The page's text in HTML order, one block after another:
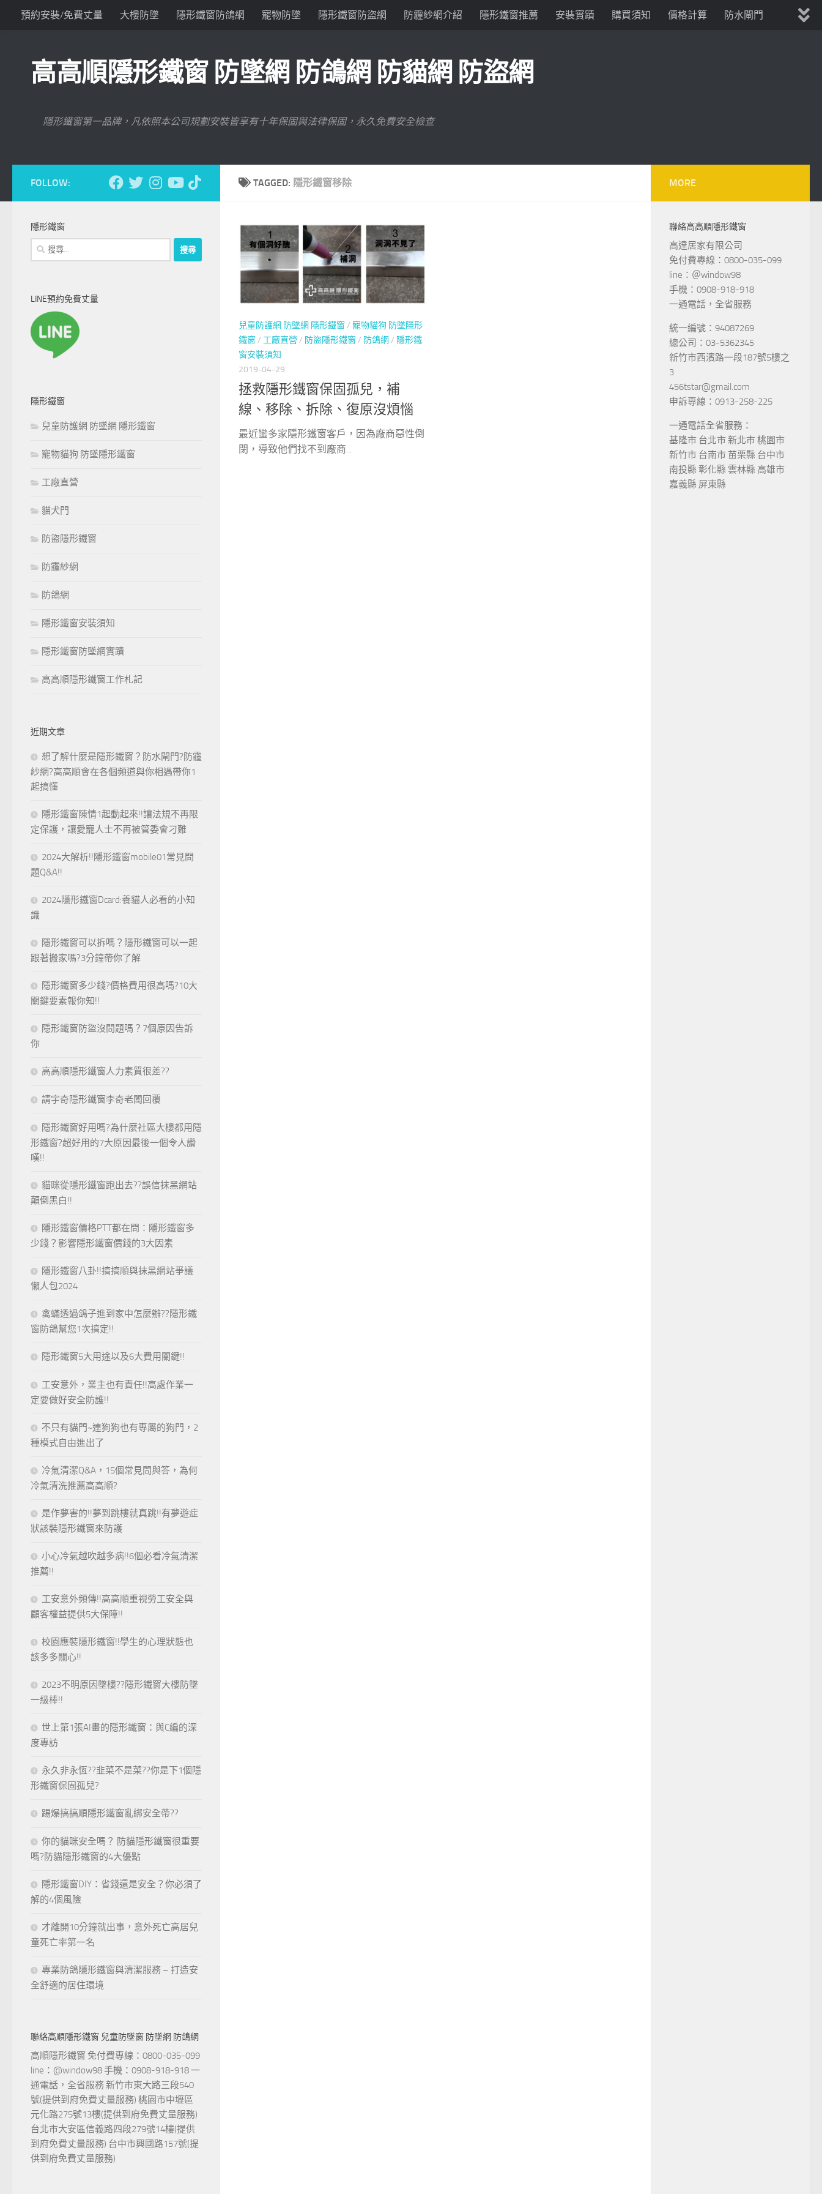
Skip to content
預約安裝/免費丈量 大樓防墜 隱形鐵窗防鴿網 寵物防墜 隱形鐵窗防盜網 防霾紗網介紹 隱形鐵窗推薦 安裝實蹟 購買須知 價格計算 防水閘門
高高順隱形鐵窗 防墜網 防鴿網 防貓網 防盜網
隱形鐵窗第一品牌，凡依照本公司規劃安裝皆享有十年保固與法律保固，永久免費安全檢查
TAGGED: 隱形鐵窗移除
兒童防護網 防墜網 隱形鐵窗/ 寵物貓狗 防墜隱形
鐵窗/ 工廠直營 / 防盜隱形鐵窗/ 防鴿網 / 隱形鐵
窗安裝須知
2019-04-29
拯救隱形鐵窗保固孤兒，補
線、移除、拆除、復原沒煩惱
最近蠻多家隱形鐵窗客戶，因為廠商惡性倒
閉，導致他們找不到廠商...
FOLLOW:
隱形鐵窗
搜
尋
字:
LINE預約免費丈量
隱形鐵窗
兒童防護網 防墜網 隱形鐵窗
寵物貓狗 防墜隱形鐵窗
工廠直營
貓犬門
防盜隱形鐵窗
防霾紗網
防鴿網
隱形鐵窗安裝須知
隱形鐵窗防墜網實蹟
高高順隱形鐵窗工作札記
近期文章
想了解什麼是隱形鐵窗？防水閘門?防霾
紗網?高高順會在各個頻道與你相遇帶你1
起搞懂
隱形鐵窗陳情1起動起來!!讓法規不再限
定保護，讓愛寵人士不再被管委會刁難
2024大解析!!隱形鐵窗mobile01常見問
題Q&A!!
2024隱形鐵窗Dcard:養貓人必看的小知
識
隱形鐵窗可以拆嗎？隱形鐵窗可以一起
跟著搬家嗎?3分鐘帶你了解
隱形鐵窗多少錢?價格費用很高嗎?10大
關鍵要素報你知!!
隱形鐵窗防盜沒問題嗎？7個原因告訴
你
高高順隱形鐵窗人力素質很差??
請宇奇隱形鐵窗李奇老闆回覆
隱形鐵窗好用嗎?為什麼社區大樓都用隱
形鐵窗?超好用的7大原因最後一個令人讚
嘆!!
貓咪從隱形鐵窗跑出去??誤信抹黑網站
顛倒黑白!!
隱形鐵窗價格PTT都在問：隱形鐵窗多
少錢？影響隱形鐵窗價錢的3大因素
隱形鐵窗八卦!!搞搞順與抹黑網站爭議
懶人包2024
禽蟎透過鴿子進到家中怎麼辦??隱形鐵
窗防鴿幫您1次搞定!!
隱形鐵窗5大用途以及6大費用關鍵!!
工安意外，業主也有責任!!高處作業一
定要做好安全防護!!
不只有貓門~連狗狗也有專屬的狗門，2
種模式自由進出了
冷氣清潔Q&A，15個常見問與答，為何
冷氣清洗推薦高高順?
是作夢害的!!夢到跳樓就真跳!!有夢遊症
狀該裝隱形鐵窗來防護
小心冷氣越吹越多病!!6個必看冷氣清潔
推薦!!
工安意外頻傳!!高高順重視勞工安全與
顧客權益提供5大保障!!
校園應裝隱形鐵窗!!學生的心理狀態也
該多多關心!!
2023不明原因墜樓??隱形鐵窗大樓防墜
一級棒!!
世上第1張AI畫的隱形鐵窗：與C編的深
度專訪
永久非永恆??韭菜不是菜??你是下1個隱
形鐵窗保固孤兒?
踢爆搞搞順隱形鐵窗亂綁安全帶??
你的貓咪安全嗎？ 防貓隱形鐵窗很重要
嗎?防貓隱形鐵窗的4大優點
隱形鐵窗DIY：省錢還是安全？你必須了
解的4個風險
才離開10分鐘就出事，意外死亡高居兒
童死亡率第一名
專業防鴿隱形鐵窗與清潔服務 – 打造安
全舒適的居住環境
聯絡高順隱形鐵窗 兒童防墜窗 防墜網 防鴿網
高順隱形鐵窗 免付費專線：0800-035-099
line：@window98 手機：0908-918-918 一
通電話，全省服務 新竹市東大路三段540
號(提供到府免費丈量服務) 桃園市中壢區
元化路275號13樓(提供到府免費丈量服務)
台北市大安區信義路四段279號14樓(提供
到府免費丈量服務) 台中市興國路157號(提
供到府免費丈量服務)
MORE
聯絡高高順隱形鐵窗
高達居家有限公司
免付費專線：0800-035-099
line：＠window98
手機：0908-918-918
一通電話，全省服務
統一編號：94087269
總公司：03-5362345
新竹市西濱路一段187號5樓之
3
456tstar@gmail.com
申訴專線：0913-258-225
一通電話全省服務：
基隆市 台北市 新北市 桃園市
新竹市 台南市 苗栗縣 台中市
南投縣 彰化縣 雲林縣 高雄市
嘉義縣 屏東縣